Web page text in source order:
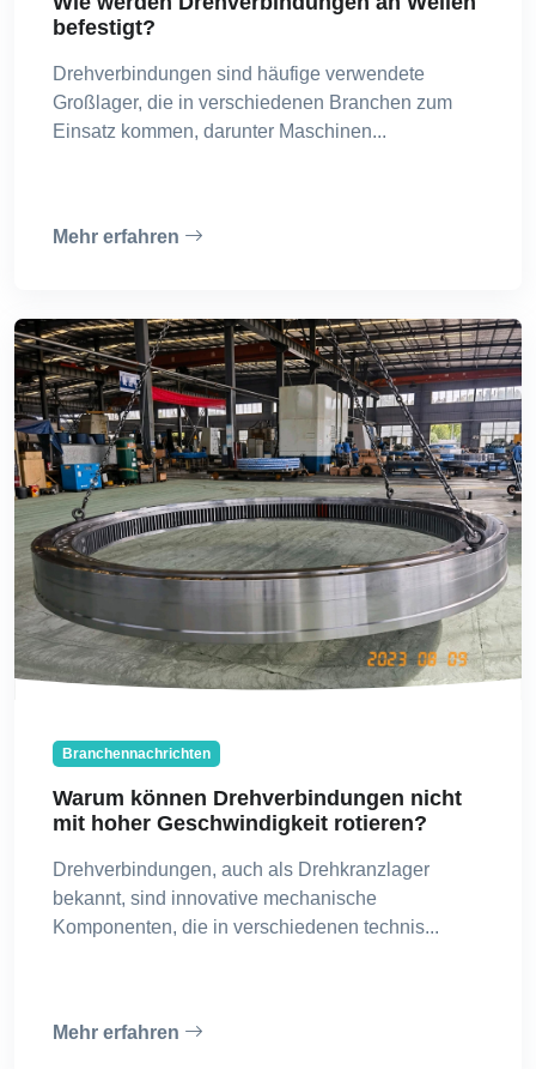
befestigt?
Drehverbindungen sind häufige verwendete
Großlager, die in verschiedenen Branchen zum
Einsatz kommen, darunter Maschinen...
Mehr erfahren
Branchennachrichten
Warum können Drehverbindungen nicht
mit hoher Geschwindigkeit rotieren?
Drehverbindungen, auch als Drehkranzlager
bekannt, sind innovative mechanische
Komponenten, die in verschiedenen technis...
Mehr erfahren